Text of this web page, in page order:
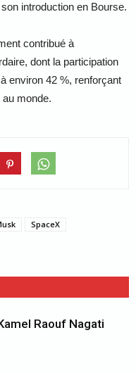
introduction en Bourse.
contribué à
dont la participation
environ 42 %, renforçant
monde.
SpaceX
Raouf Nagati